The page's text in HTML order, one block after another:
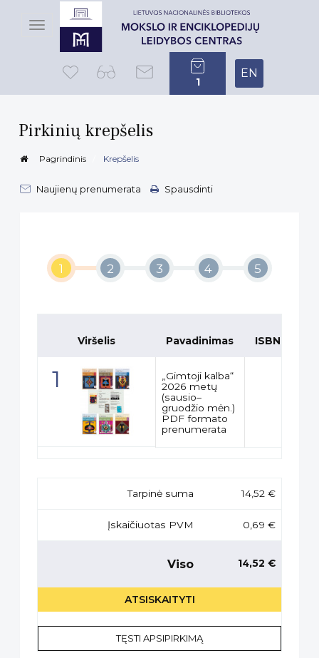
Toggle
navigation
1
EN
Pirkinių krepšelis
Pagrindinis Krepšelis
Naujienų prenumerata Spausdinti
Viršelis Pavadinimas ISBN
„Gimtoji kalba“
2026 metų
(sausio–
gruodžio mėn.)
PDF formato
prenumerata
Tarpinė suma 14,52 €
Įskaičiuotas PVM 0,69 €
Viso 14,52 €
ATSISKAITYTI
TĘSTI APSIPIRKIMĄ